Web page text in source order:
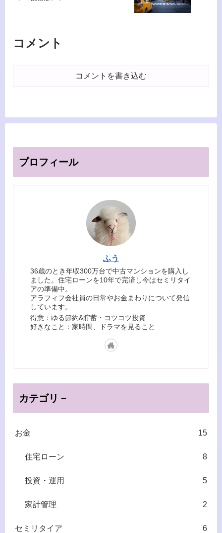
コメント
コメントを書き込む
プロフィール
ふう
36歳のとき年収300万台で中古マンションを購入し
ました。住宅ローンを10年で完済し今はセミリタイ
アの準備中。
アラフィフ会社員の日常やお金まわりについて発信
しています。
得意：ゆる節約&貯蓄・コツコツ投資
好きなこと：家時間、ドラマを見ること
カテゴリ－
お金 15
住宅ローン 8
投資・運用 5
家計管理 2
セミリタイア 6